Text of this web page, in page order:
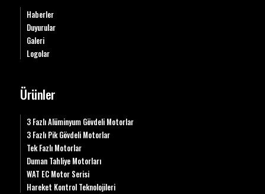
Haberler
Duyurular
Galeri
Logolar
Ürünler
3 Fazlı Alüminyum Gövdeli Motorlar
3 Fazlı Pik Gövdeli Motorlar
Tek Fazlı Motorlar
Duman Tahliye Motorları
WAT EC Motor Serisi
Hareket Kontrol Teknolojileri